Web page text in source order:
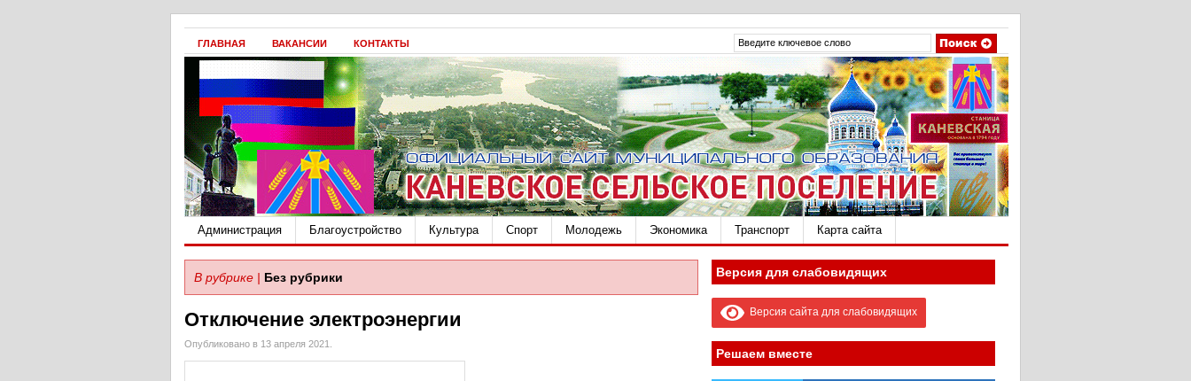
ГЛАВНАЯ ВАКАНСИИ КОНТАКТЫ
Администрация Благоустройство Культура Спорт Молодежь Экономика Транспорт Карта сайта
В рубрике | Без рубрики
Отключение электроэнергии
Опубликовано в 13 апреля 2021.
Версия для слабовидящих
Версия сайта для слабовидящих
Решаем вместе